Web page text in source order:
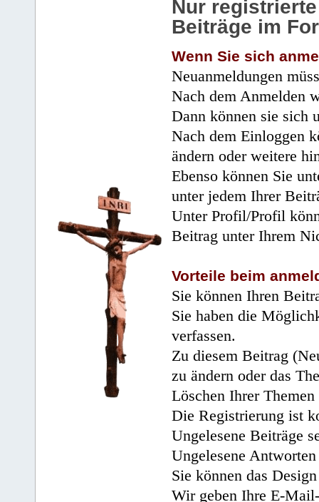
Nur
Beiträge im
Wenn Sie sich
Neuanmeldungen
Nach dem Anmelden
Dann können sie sich
Nach dem Einloggen
ändern oder weitere
Ebenso können Sie
unter jedem Ihrer
Unter Profil/Profil
Beitrag unter Ihrem
Vorteile beim
Sie können Ihren
Sie haben die
verfassen.
Zu diesem Beitrag
zu ändern oder das
Löschen Ihrer
Die Registrierung ist
Ungelesene Beiträge
Ungelesene
Sie können das
Wir geben Ihre E-